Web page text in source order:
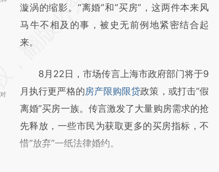
漩涡的缩影。“离婚”和“买房”，这两件本来风
马牛不相及的事，被史无前例地紧密结合起
来。
8月22日，市场传言上海市政府部门将于9
月执行更严格的房产限购限贷政策，或打击“假
离婚”买房一族。传言激发了大量购房需求的抢
先释放，一些市民为获取更多的买房指标，不
惜“放弃”一纸法律婚约。